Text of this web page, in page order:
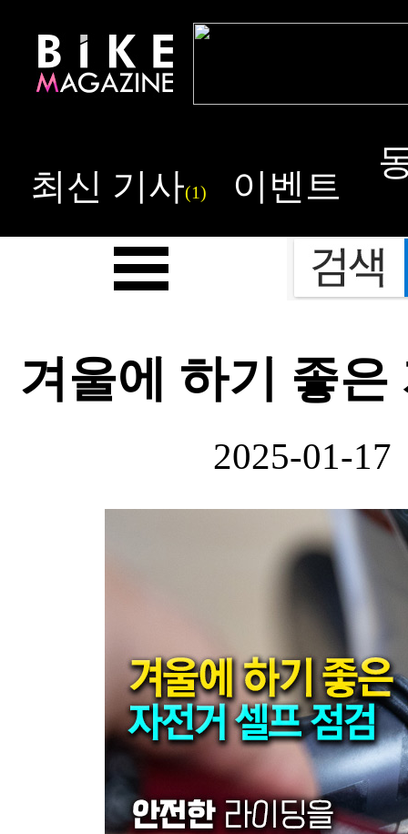
최신 기사(1) 이벤트
겨울에 하기 좋
2025-01-17